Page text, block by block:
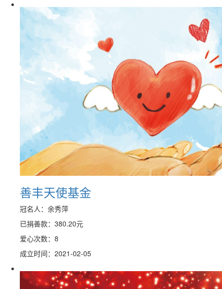
善丰天使基金
冠名人：余秀萍
已捐善款： 380.20元
爱心次数：8
成立时间：2021-02-05